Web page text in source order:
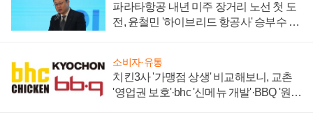
파라타항공 내년 미주 장거리 노선 첫 도
전, 윤철민 '하이브리드 항공사' 승부수 통
소비자·유통
치킨3사 '가맹점 상생' 비교해보니, 교촌
'영업권 보호'·bhc '신메뉴 개발'·BBQ '원가